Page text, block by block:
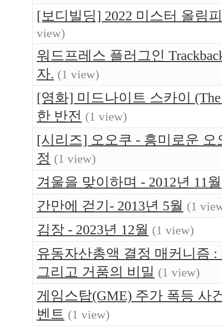
[보디빌딩] 2022 미스터 올림
view)
워드프레스 플러그인
자. (1 view)
[영화] 미드나이트 스카이
한 반전 (1 view)
[시리즈] 오오쿠 - 흥미로운
정 (1 view)
겨울을 맞이하며 - 2012년 11월
간만에 걷기- 2013년 5월 (1
김장 - 2023년 12월 (1 view)
유동자산총액 결정 매커니즘
그리고 거품의 비밀 (1 view)
게임스탑(GME) 주가 폭등 사
벤트 (1 view)